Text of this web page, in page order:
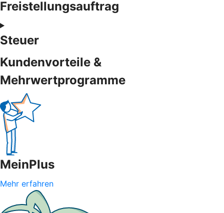
Freistellungsauftrag
Steuer
Kundenvorteile &
Mehrwertprogramme
MeinPlus
Mehr erfahren